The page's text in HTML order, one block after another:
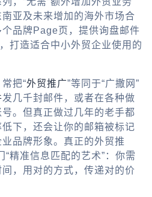
亚及未来增加的海外市场合
品牌Page页，提供询盘邮件
打造适合中小外贸企业使用的
把“外贸推广”等同于“广撒网”
发几千封邮件，或者在各种做
。但真正做过几年的老手都
下，还会让你的邮箱被标记
品牌形象。真正的外贸推
精准信息匹配的艺术”：你需
，用对的方式，传递对的价